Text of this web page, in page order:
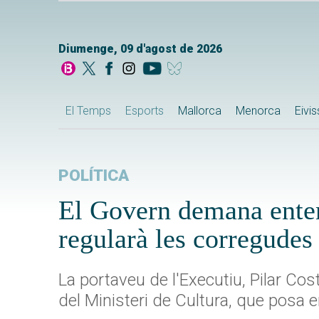
Diumenge, 09 d'agost de 2026
El Temps Esports Mallorca Menorca
POLÍTICA
El Govern demana
regularà les
La portaveu de l'Executiu, Pilar
del Ministeri de Cultura, que posa